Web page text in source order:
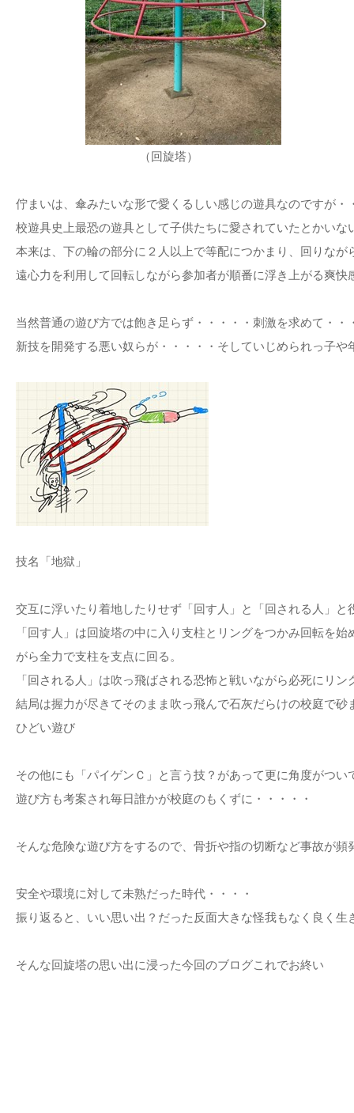
（回旋塔）
佇まいは、傘みたいな形で愛くるしい感じの遊具なのですが・
校遊具史上最恐の遊具として子供たちに愛されていたとかいな
本来は、下の輪の部分に２人以上で等配につかまり、回りな
遠心力を利用して回転しながら参加者が順番に浮き上がる爽
当然普通の遊び方では飽き足らず・・・・・刺激を求めて・・
新技を開発する悪い奴らが・・・・・そしていじめられっ子や
技名「地獄」
交互に浮いたり着地したりせず「回す人」と「回される人」と
「回す人」は回旋塔の中に入り支柱とリングをつかみ回転を
がら全力で支柱を支点に回る。
「回される人」は吹っ飛ばされる恐怖と戦いながら必死にリ
結局は握力が尽きてそのまま吹っ飛んで石灰だらけの校庭で
ひどい遊び
その他にも「パイゲンＣ」と言う技？があって更に角度がつ
遊び方も考案され毎日誰かが校庭のもくずに・・・・・
そんな危険な遊び方をするので、骨折や指の切断など事故が頻
安全や環境に対して未熟だった時代・・・・
振り返ると、いい思い出？だった反面大きな怪我もなく良く生
そんな回旋塔の思い出に浸った今回のブログこれでお終い